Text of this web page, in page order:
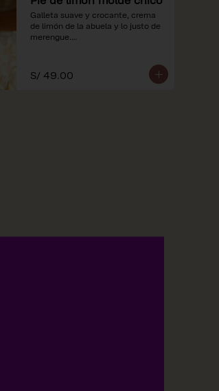
Galleta suave y crocante, crema
de limón de la abuela y lo justo de
merengue.
expresados en soles e incluyen
impuestos de ley y recargo al
S/ 49.00